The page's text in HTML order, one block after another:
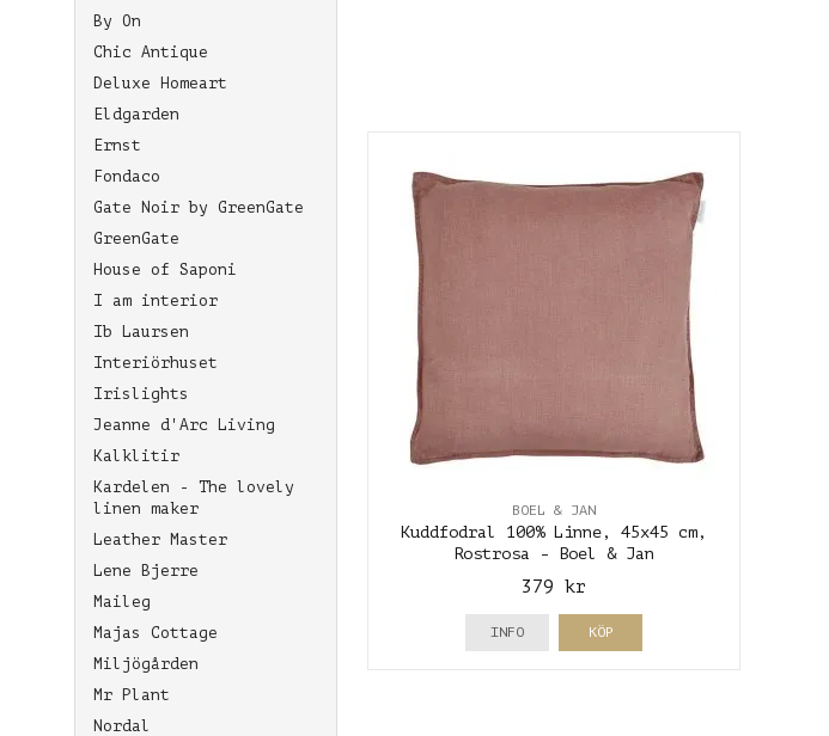
By On
Chic Antique
Deluxe Homeart
Eldgarden
Ernst
Fondaco
Gate Noir by GreenGate
GreenGate
House of Saponi
I am interior
Ib Laursen
Interiörhuset
Irislights
Jeanne d'Arc Living
Kalklitir
Kardelen - The lovely
linen maker
Leather Master
Lene Bjerre
Maileg
Majas Cottage
Miljögården
Mr Plant
Nordal
BOEL & JAN
Kuddfodral 100% Linne, 45x45 cm,
Rostrosa - Boel & Jan
379 kr
INFO KÖP